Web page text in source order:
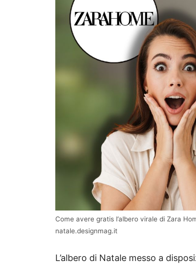
Come avere gratis l’albero virale di Zara
natale.designmag.it
L’albero di Natale messo a